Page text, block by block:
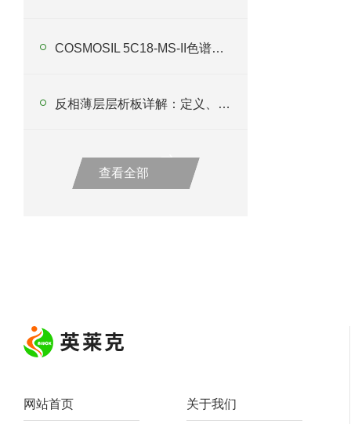
COSMOSIL 5C18-MS-II色谱柱的ODS键合相特点与高分离度优势
反相薄层层析板详解：定义、特性、用途及使用注意事项
查看全部
网站首页 关于我们